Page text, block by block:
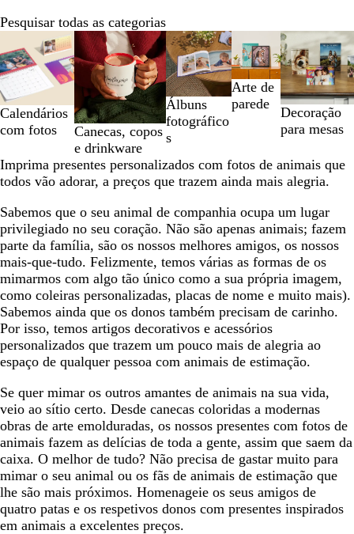
Pesquisar todas as categorias
Calendários
com fotos
Canecas, copos
e drinkware
Álbuns
fotográfico
s
Arte de
parede
Decoração
para mesas
Diapositivos
1
a
2
de
5
Imprima presentes personalizados com fotos de animais que
todos vão adorar, a preços que trazem ainda mais alegria.
Sabemos que o seu animal de companhia ocupa um lugar
privilegiado no seu coração. Não são apenas animais; fazem
parte da família, são os nossos melhores amigos, os nossos
mais-que-tudo. Felizmente, temos várias as formas de os
mimarmos com algo tão único como a sua própria imagem,
como coleiras personalizadas, placas de nome e muito mais).
Sabemos ainda que os donos também precisam de carinho.
Por isso, temos artigos decorativos e acessórios
personalizados que trazem um pouco mais de alegria ao
espaço de qualquer pessoa com animais de estimação.
Se quer mimar os outros amantes de animais na sua vida,
veio ao sítio certo. Desde canecas coloridas a modernas
obras de arte emolduradas, os nossos presentes com fotos de
animais fazem as delícias de toda a gente, assim que saem da
caixa. O melhor de tudo? Não precisa de gastar muito para
mimar o seu animal ou os fãs de animais de estimação que
lhe são mais próximos. Homenageie os seus amigos de
quatro patas e os respetivos donos com presentes inspirados
em animais a excelentes preços.